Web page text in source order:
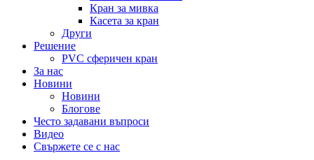
Кран за мивка
Касета за кран
Други
Решение
PVC сферичен кран
За нас
Новини
Новини
Блогове
Често задавани въпроси
Видео
Свържете се с нас